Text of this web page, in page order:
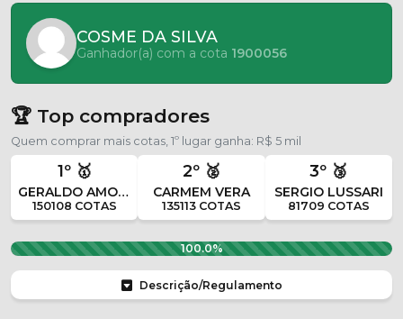
COSME DA SILVA
Ganhador(a) com a cota 1900056
🏆 Top compradores
Quem comprar mais cotas, 1º lugar ganha: R$ 5 mil
1º 🥇
GERALDO AMORIM VERA
150108 COTAS
2º 🥈
CARMEM VERA
135113 COTAS
3º 🥉
SERGIO LUSSARI
81709 COTAS
100.0%
Descrição/Regulamento